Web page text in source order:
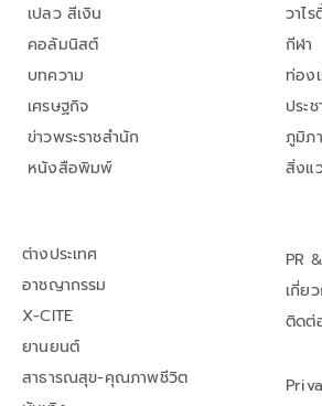
เปลว สีเงิน
คอลัมนิสต์
บทความ
เศรษฐกิจ
ข่าวพระราชสำนัก
หนังสือพิมพ์
วาไร
กีฬา
ท่อง
ประ
ภูมิภ
สิ่งแ
ต่างประเทศ
อาชญากรรม
X-CITE
ยานยนต์
สาธารณสุข-คุณภาพชีวิต
PR
เกี่ย
ติดต่